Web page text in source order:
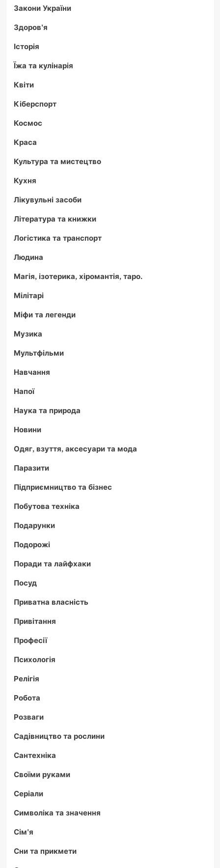
Закони України
Здоров'я
Історія
Їжа та кулінарія
Квіти
Кіберспорт
Космос
Краса
Культура та мистецтво
Кухня
Лікувульні засоби
Література та книжки
Логістика та транспорт
Людина
Магія, ізотерика, хіромантія, таро.
Мілітарі
Міфи та легенди
Музика
Мультфільми
Навчання
Напої
Наука та природа
Новини
Одяг, взуття, аксесуари та мода
Паразити
Підприємництво та бізнес
Побутова техніка
Подарунки
Подорожі
Поради та лайфхаки
Посуд
Приватна власність
Привітання
Професії
Психологія
Релігія
Робота
Розваги
Садівництво та рослини
Сантехніка
Своїми руками
Серіали
Символіка та значення
Сім'я
Сни та прикмети